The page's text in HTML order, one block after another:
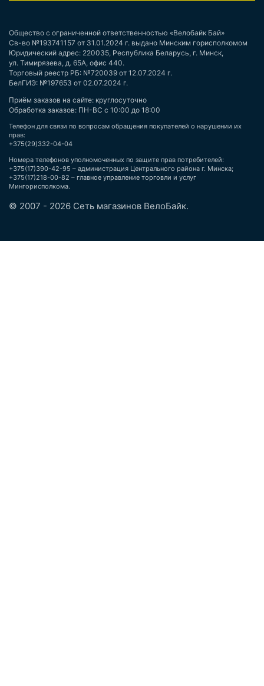
Общество с ограниченной ответственностью «Велобайк Бай»
Св-во №193741157 от 31.01.2024 г. выдано Минским горисполкомом
Юридический адрес: 220035, Республика Беларусь, г. Минск,
ул. Тимирязева, д. 65А, офис 440.
Торговый реестр РБ: №720039 от 12.07.2024 г.
БелГИЭ: №197653 от 02.07.2024 г.
Приём заказов на сайте: круглосуточно
Обработка заказов: ПН-ВС с 10:00 до 18:00
Телефон для связи по вопросам обращения покупателей о нарушении их
прав:
+375(29)332-04-04
Номера телефонов уполномоченных по защите прав потребителей:
+375(17)390-42-95 – администрация Центрального района г. Минска;
+375(17)218-00-82 – главное управление торговли и услуг
Мингорисполкома.
© 2007 - 2026 Сеть магазинов ВелоБайк.